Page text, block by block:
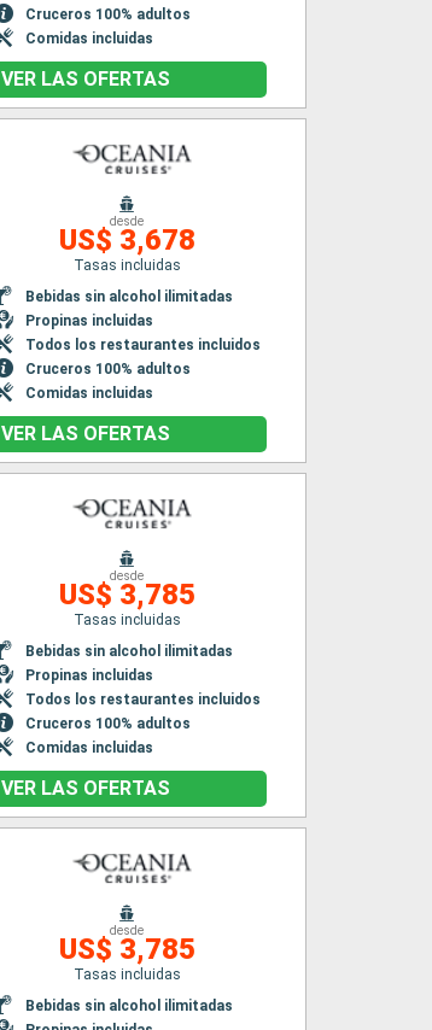
Cruceros 100% adultos
Comidas incluidas
VER LAS OFERTAS
desde
US$ 3,678
Tasas incluidas
Bebidas sin alcohol ilimitadas
Propinas incluidas
Todos los restaurantes incluidos
Cruceros 100% adultos
Comidas incluidas
VER LAS OFERTAS
desde
US$ 3,785
Tasas incluidas
Bebidas sin alcohol ilimitadas
Propinas incluidas
Todos los restaurantes incluidos
Cruceros 100% adultos
Comidas incluidas
VER LAS OFERTAS
desde
US$ 3,785
Tasas incluidas
Bebidas sin alcohol ilimitadas